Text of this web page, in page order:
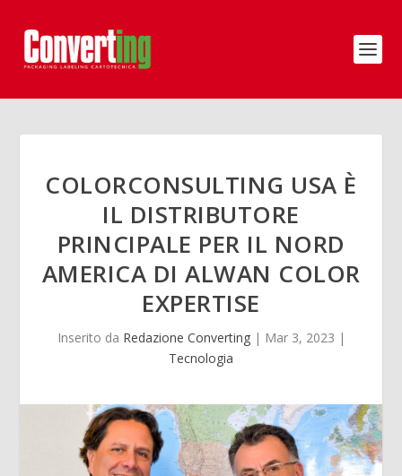
COLORCONSULTING USA È
IL DISTRIBUTORE
PRINCIPALE PER IL NORD
AMERICA DI ALWAN COLOR
EXPERTISE
Inserito da Redazione Converting| Mar 3, 2023 |
Tecnologia